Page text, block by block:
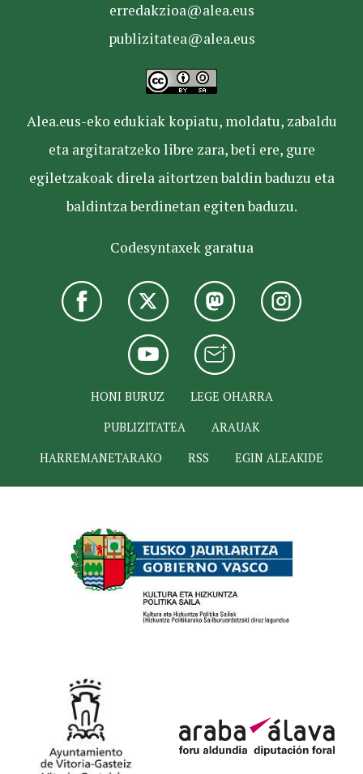
erredakzioa@alea.eus
publizitatea@alea.eus
Alea.eus-eko edukiak kopiatu, moldatu, zabaldu
eta argitaratzeko libre zara, beti ere, gure
egiletzakoak direla aitortzen baldin baduzu eta
baldintza berdinetan egiten baduzu.
Codesyntaxek garatua
HONI BURUZ
LEGE OHARRA
PUBLIZITATEA
ARAUAK
HARREMANETARAKO
RSS EGIN ALEAKIDE